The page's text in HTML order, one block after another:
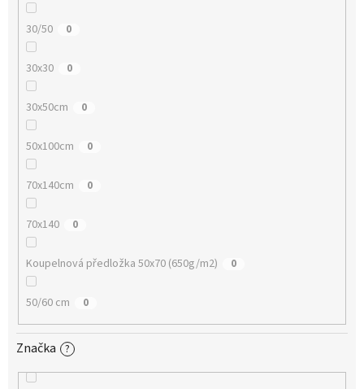
30/50 0
30x30 0
30x50cm 0
50x100cm 0
70x140cm 0
70x140 0
Koupelnová předložka 50x70 (650g/m2) 0
50/60 cm 0
Značka ?